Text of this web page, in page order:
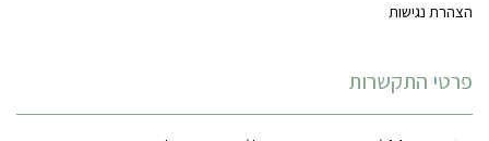
הצהרת נגישות
פרטי התקשרות